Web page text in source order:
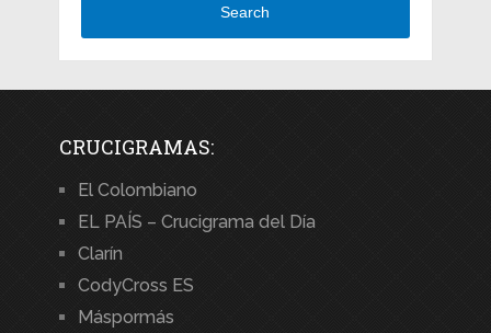
Search
CRUCIGRAMAS:
El Colombiano
EL PAÍS – Crucigrama del Día
Clarín
CodyCross ES
Máspormás